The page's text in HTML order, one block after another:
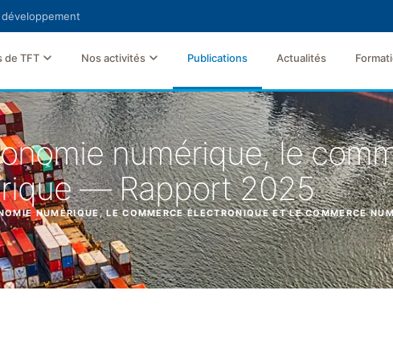
de TFT Nos activités Publications Actualités
numérique, le
— Rapport 2025
NUMÉRIQUE, LE COMMERCE ÉLECTRONIQUE ET LE COMMERCE